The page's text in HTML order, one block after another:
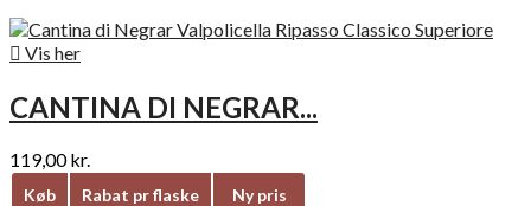
 Vis her
CANTINA DI NEGRAR...
119,00 kr.
Køb Rabat pr flaske
Ny pris